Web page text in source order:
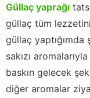
Güllaç yaprağı
güllaç tüm
güllaç
sakızı
baskın gelecek
diğer aromalar